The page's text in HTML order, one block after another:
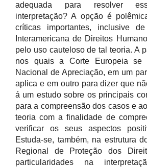
adequada para resolver
interpretação? A opção é
críticas importantes, inclusive
Interamericana de Direitos
pelo uso cauteloso de tal teoria. A
nos quais a Corte Europeia se
Nacional de Apreciação, em um
aplica e em outro para dizer que
á um estudo sobre os principais
para a compreensão dos casos e
teoria com a finalidade de
verificar os seus aspectos
Estuda-se, também, na estrutura
Regional de Proteção dos
particularidades na